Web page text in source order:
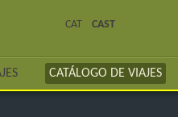
CAT CAST
CATÁLOGO DE VIAJES